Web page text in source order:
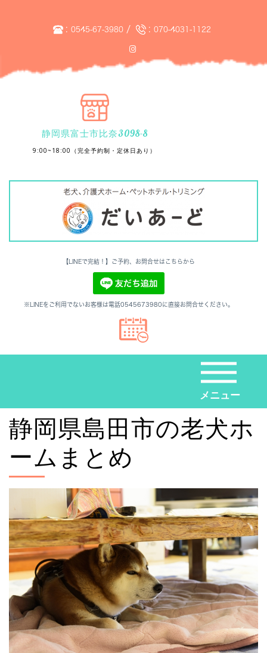
: 0545-67-3980/ : 070-4031-1122
静岡県富士市比奈3098-8
9:00~18:00（完全予約制・定休日あり）
【LINEで完結！】ご予約、お問合せはこちらから
※LINEをご利用でないお客様は電話0545673980に直接お問合せください。
メニュー
静岡県島田市の老犬ホ
ームまとめ